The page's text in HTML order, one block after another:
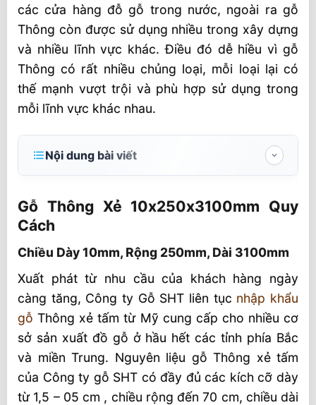
các cửa hàng đỗ gỗ trong nước, ngoài ra gỗ
Thông còn được sử dụng nhiều trong xây dựng
và nhiều lĩnh vực khác. Điều đó dễ hiều vì gỗ
Thông có rất nhiều chủng loại, mỗi loại lại có
thế mạnh vượt trội và phù hợp sử dụng trong
mỗi lĩnh vực khác nhau.
Nội dung bài viết
Chiều Dày 10mm, Rộng 250mm, Dài
Gỗ Thông xẻ tấm có ưu điểm gì?
Gỗ Thông xẻ tấm nhập khẩu và Xẻ Trong
Nước
Đa dạng nội thất
Đặc điểm gỗ tại SHT
Gỗ Thông Xẻ 10x250x3100mm Quy
Cách
Chiều Dày 10mm, Rộng 250mm, Dài 3100mm
Xuất phát từ nhu cầu của khách hàng ngày
càng tăng, Công ty Gỗ SHT liên tục nhập khẩu
gỗ Thông xẻ tấm từ Mỹ cung cấp cho nhiều cơ
sở sản xuất đồ gỗ ở hầu hết các tỉnh phía Bắc
và miền Trung. Nguyên liệu gỗ Thông xẻ tấm
của Công ty gỗ SHT có đầy đủ các kích cỡ dày
từ 1,5 – 05 cm , chiều rộng đến 70 cm, chiều dài